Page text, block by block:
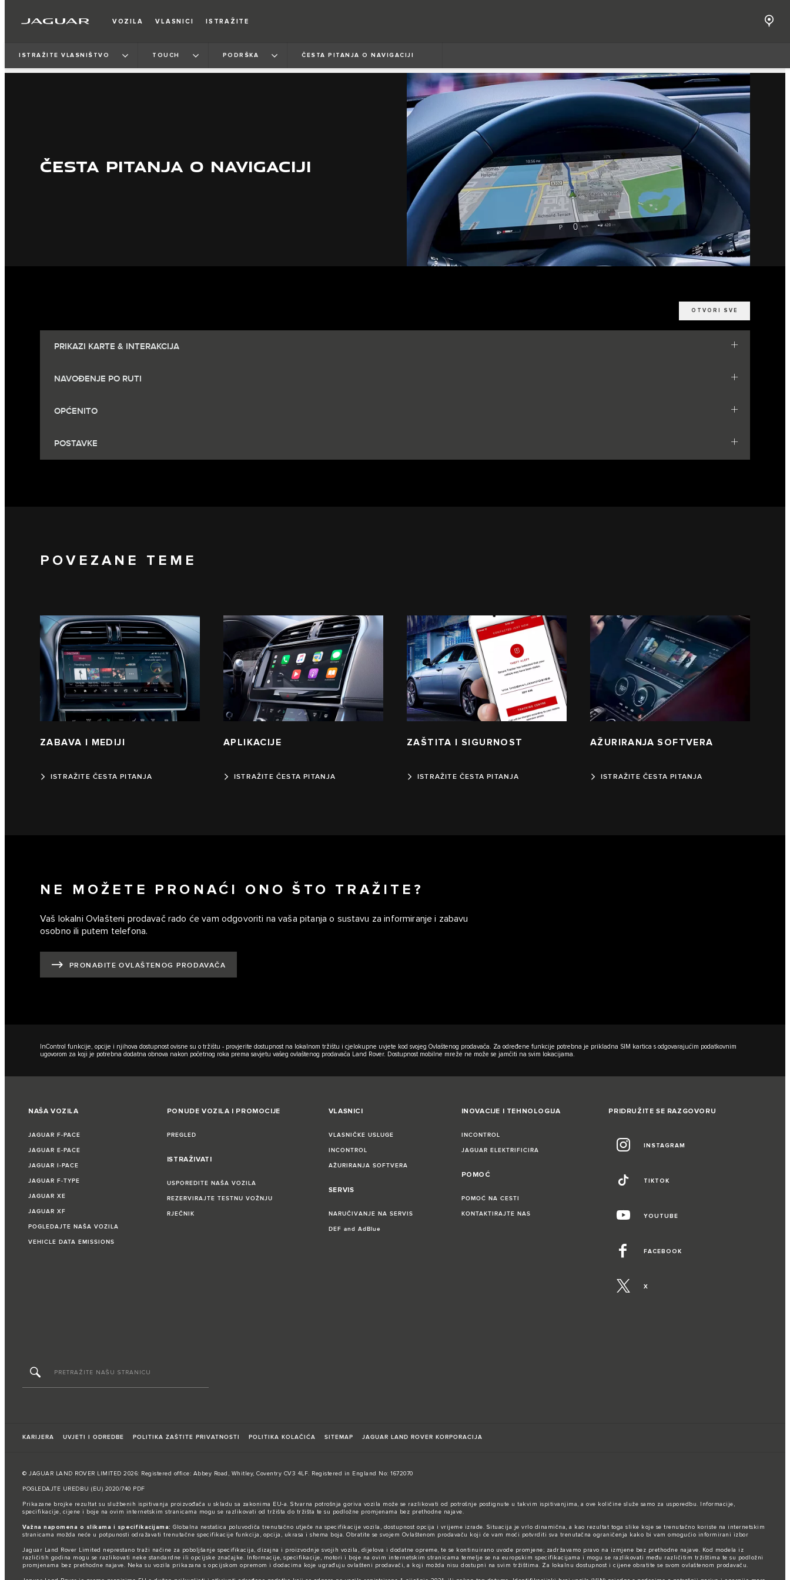
VOZILA VLASNICI ISTRAŽITE
ISTRAŽITE VLASNIŠTVO TOUCH PODRŠKA ČESTA PITANJA O NAVIGACIJI
ČESTA PITANJA O NAVIGACIJI
OTVORI SVE
PRIKAZI KARTE & INTERAKCIJA
NAVOĐENJE PO RUTI
OPĆENITO
POSTAVKE
POVEZANE TEME
ZABAVA I MEDIJI
ISTRAŽITE ČESTA PITANJA
APLIKACIJE
ISTRAŽITE ČESTA PITANJA
ZAŠTITA I SIGURNOST
ISTRAŽITE ČESTA PITANJA
AŽURIRANJA SOFTVERA
ISTRAŽITE ČESTA PITANJA
NE MOŽETE PRONAĆI ONO ŠTO TRAŽITE?
Vaš lokalni Ovlašteni prodavač rado će vam odgovoriti na vaša pitanja o sustavu za informiranje i zabavu
osobno ili putem telefona.
PRONAĐITE OVLAŠTENOG PRODAVAČA
InControl funkcije, opcije i njihova dostupnost ovisne su o tržištu - provjerite dostupnost na lokalnom tržištu i cjelokupne uvjete kod svojeg Ovlaštenog prodavača. Za određene funkcije potrebna je prikladna SIM kartica s odgovarajućim podatkovnim
ugovorom za koji je potrebna dodatna obnova nakon početnog roka prema savjetu vašeg ovlaštenog prodavača Land Rover. Dostupnost mobilne mreže ne može se jamčiti na svim lokacijama.
NAŠA VOZILA
JAGUAR F‑PACE
JAGUAR E‑PACE
JAGUAR I‑PACE
JAGUAR F‑TYPE
JAGUAR XE
JAGUAR XF
POGLEDAJTE NAŠA VOZILA
VEHICLE DATA EMISSIONS
PONUDE VOZILA I PROMOCIJE
PREGLED
ISTRAŽIVATI
USPOREDITE NAŠA VOZILA
REZERVIRAJTE TESTNU VOŽNJU
RJEČNIK
VLASNICI
VLASNIČKE USLUGE
INCONTROL
AŽURIRANJA SOFTVERA
SERVIS
NARUČIVANJE NA SERVIS
DEF and AdBlue
INOVACIJE I TEHNOLOGIJA
INCONTROL
JAGUAR ELEKTRIFICIRA
POMOĆ
POMOĆ NA CESTI
KONTAKTIRAJTE NAS
PRIDRUŽITE SE RAZGOVORU
INSTAGRAM
TIKTOK
YOUTUBE
FACEBOOK
X
KARIJERA UVJETI I ODREDBE POLITIKA ZAŠTITE PRIVATNOSTI POLITIKA KOLAČIĆA SITEMAP JAGUAR LAND ROVER KORPORACIJA
© JAGUAR LAND ROVER LIMITED 2026: Registered office: Abbey Road, Whitley, Coventry CV3 4LF. Registered in England No: 1672070
POGLEDAJTE UREDBU (EU) 2020/740 PDF
Prikazane brojke rezultat su službenih ispitivanja proizvođača u skladu sa zakonima EU-a. Stvarna potrošnja goriva vozila može se razlikovati od potrošnje postignute u takvim ispitivanjima, a ove količine služe samo za usporedbu. Informacije,
specifikacije, cijene i boje na ovim internetskim stranicama mogu se razlikovati od tržišta do tržišta te su podložne promjenama bez prethodne najave.
Važna napomena o slikama i specifikacijama: Globalna nestašica poluvodiča trenutačno utječe na specifikacije vozila, dostupnost opcija i vrijeme izrade. Situacija je vrlo dinamična, a kao rezultat toga slike koje se trenutačno koriste na internetskim
stranicama možda neće u potpunosti odražavati trenutačne specifikacije funkcija, opcija, ukrasa i shema boja. Obratite se svojem Ovlaštenom prodavaču koji će vam moći potvrditi sva trenutačna ograničenja kako bi vam omogućio informirani izbor
Jaguar Land Rover Limited neprestano traži načine za poboljšanje specifikacija, dizajna i proizvodnje svojih vozila, dijelova i dodatne opreme, te se kontinuirano uvode promjene; zadržavamo pravo na izmjene bez prethodne najave. Kod modela iz
različitih godina mogu se razlikovati neke standardne ili opcijske značajke. Informacije, specifikacije, motori i boje na ovim internetskim stranicama temelje se na europskim specifikacijama i mogu se razlikovati među različitim tržištima te su podložni
promjenama bez prethodne najave. Neka su vozila prikazana s opcijskom opremom i dodacima koje ugrađuju ovlašteni prodavači, a koji možda nisu dostupni na svim tržištima. Za lokalnu dostupnost i cijene obratite se svom ovlaštenom prodavaču.